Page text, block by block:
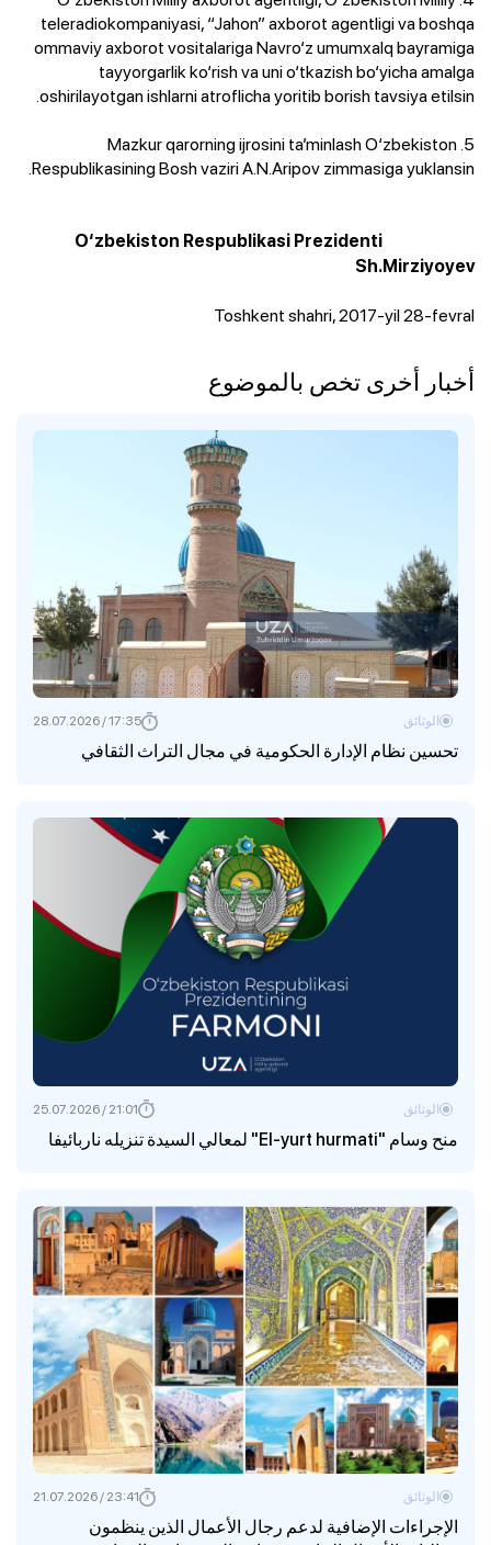
teleradiokompaniyasi, “Jahon” axborot agentligi va boshqa
ommaviy axborot vositalariga Navro‘z umumxalq bayramiga
tayyorgarlik ko‘rish va uni o‘tkazish bo‘yicha amalga
oshirilayotgan ishlarni atroflicha yoritib borish tavsiya etilsin.
5. Mazkur qarorning ijrosini ta’minlash O‘zbekiston
Respublikasining Bosh vaziri A.N.Aripov zimmasiga yuklansin.
O‘zbekiston Respublikasi Prezidenti
Sh.Mirziyoyev
Toshkent shahri, 2017-yil 28-fevral
أخبار أخرى تخص بالموضوع
تحسين نظام الإدارة الحكومية في مجال التراث الثقافي
الوثائق 17:35 / 28.07.2026
منح وسام "El-yurt hurmati" لمعالي السيدة تنزيله ناربائيفا
الوثائق 21:01 / 25.07.2026
الإجراءات الإضافية لدعم رجال الأعمال الذين ينظمون
الوثائق 23:41 / 21.07.2026